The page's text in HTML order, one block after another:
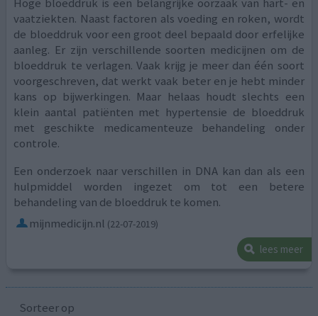
vaatziekten. Naast factoren als voeding en roken, wordt
de bloeddruk voor een groot deel bepaald door erfelijke
aanleg. Er zijn verschillende soorten medicijnen om de
bloeddruk te verlagen. Vaak krijg je meer dan één soort
voorgeschreven, dat werkt vaak beter en je hebt minder
kans op bijwerkingen. Maar helaas houdt slechts een
klein aantal patiënten met hypertensie de bloeddruk
met geschikte medicamenteuze behandeling onder
controle.
Een onderzoek naar verschillen in DNA kan dan als een
hulpmiddel worden ingezet om tot een betere
behandeling van de bloeddruk te komen.
mijnmedicijn.nl (22-07-2019)
lees meer
Sorteer op